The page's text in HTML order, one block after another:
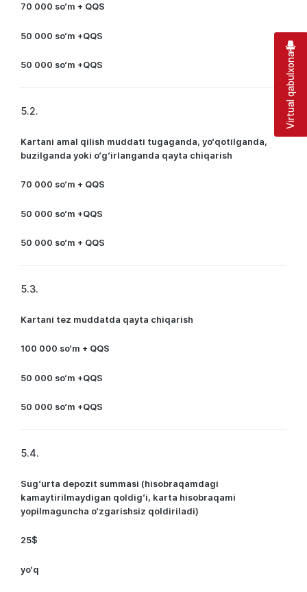
70 000 so‘m + QQS
50 000 so‘m +QQS
50 000 so‘m +QQS
5.2.
Kartani amal qilish muddati tugaganda, yo‘qotilganda,
buzilganda yoki o‘g‘irlanganda qayta chiqarish
70 000 so‘m + QQS
50 000 so‘m +QQS
50 000 so‘m + QQS
5.3.
Kartani tez muddatda qayta chiqarish
100 000 so‘m + QQS
50 000 so‘m +QQS
50 000 so‘m +QQS
5.4.
Sug‘urta depozit summasi (hisobraqamdagi
kamaytirilmaydigan qoldig‘i, karta hisobraqami
yopilmaguncha o‘zgarishsiz qoldiriladi)
25$
yo‘q
Virtual qabulxona